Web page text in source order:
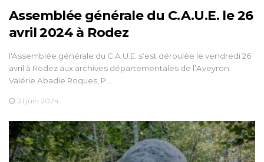
Assemblée générale du C.A.U.E. le 26
avril 2024 à Rodez
l'Assemblée générale du C.A.U.E. s’est déroulée le vendredi 26
avril à Rodez aux archives départementales de l’Aveyron.
Valérie Abadie Roques, P…
21 juin 2024